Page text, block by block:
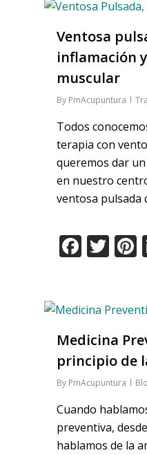
Ventosa
inflamación
muscular
By PmAcupuntura
Todos
terapia con
queremos dar
en nuestro
ventosa pulsada
Medicina
principio de
By PmAcupuntura
Cuando
preventiva,
hablamos de la